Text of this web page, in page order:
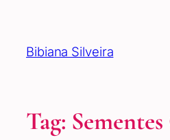
Bibiana Silveira
Tag: